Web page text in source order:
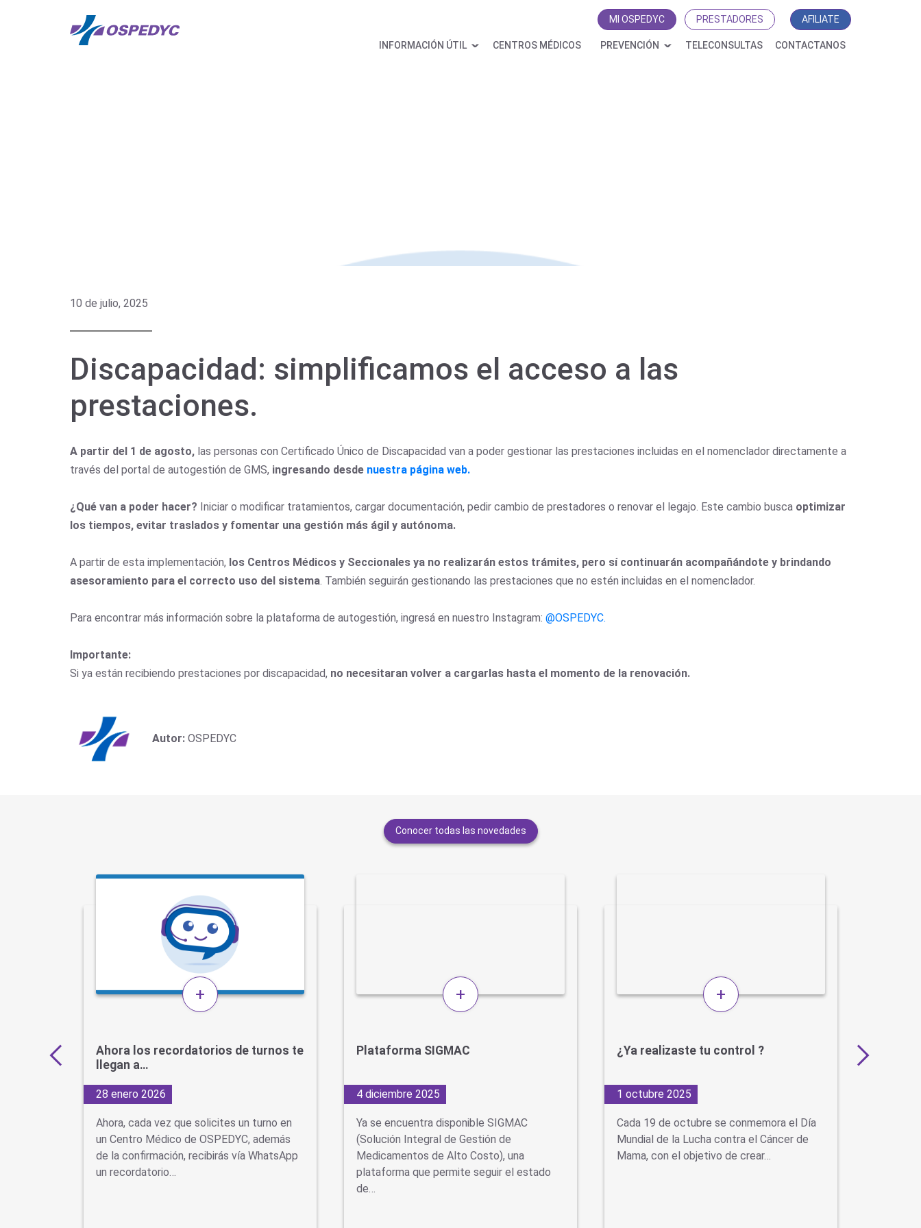
MI OSPEDYC PRESTADORES AFILIATE
INFORMACIÓN ÚTIL CENTROS MÉDICOS PREVENCIÓN TELECONSULTAS CONTACTANOS
10 de julio, 2025
Discapacidad: simplificamos el acceso a las
prestaciones.
A partir del 1 de agosto, las personas con Certificado Único de Discapacidad van a poder gestionar las prestaciones incluidas en el nomenclador directamente a
través del portal de autogestión de GMS, ingresando desde nuestra página web.
¿Qué van a poder hacer? Iniciar o modificar tratamientos, cargar documentación, pedir cambio de prestadores o renovar el legajo. Este cambio busca optimizar
los tiempos, evitar traslados y fomentar una gestión más ágil y autónoma.
A partir de esta implementación, los Centros Médicos y Seccionales ya no realizarán estos trámites, pero sí continuarán acompañándote y brindando
asesoramiento para el correcto uso del sistema . También seguirán gestionando las prestaciones que no estén incluidas en el nomenclador.
Para encontrar más información sobre la plataforma de autogestión, ingresá en nuestro Instagram: @OSPEDYC.
Importante:
Si ya están recibiendo prestaciones por discapacidad, no necesitaran volver a cargarlas hasta el momento de la renovación.
Autor: OSPEDYC
Conocer todas las novedades
+
Ahora los recordatorios de turnos te
llegan a…
28 enero 2026
Ahora, cada vez que solicites un turno en
un Centro Médico de OSPEDYC, además
de la confirmación, recibirás vía WhatsApp
un recordatorio…
+
Plataforma SIGMAC
4 diciembre 2025
Ya se encuentra disponible SIGMAC
(Solución Integral de Gestión de
Medicamentos de Alto Costo), una
plataforma que permite seguir el estado
de…
+
¿Ya realizaste tu control ?
1 octubre 2025
Cada 19 de octubre se conmemora el Día
Mundial de la Lucha contra el Cáncer de
Mama, con el objetivo de crear…